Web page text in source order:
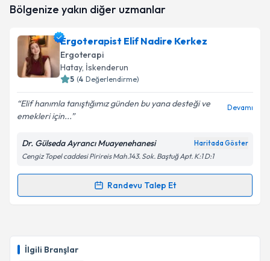
İlgili Branşlar
talebi oluşturun. Size bu uzmandan randevu almanız
bilgilendireceğiz.
E-posta Adresiniz
Kişisel verilerimin işlenmesine ilişkin
kapsamda işlenmesini kabul ediyorum.
Takvim Talebini Gönder
Bölgenize yakın diğer uzmanlar
Ergoterapist Elif Nadire Kerkez
Ergoterapi
Hatay, İskenderun
5 (4 Değerlendirme)
Elif hanımla tanıştığımız günden bu yana desteği ve
emekleri için...
Devamı
Dr. Gülseda Ayrancı Muayenehanesi Haritada Göster
Cengiz Topel caddesi Pirireis Mah.143. Sok. Baştuğ Apt. K:1 D:1
Randevu Talep Et
Randevu Takvimi Talebi
almanız için bir takvim hazırlandığında e-posta ile